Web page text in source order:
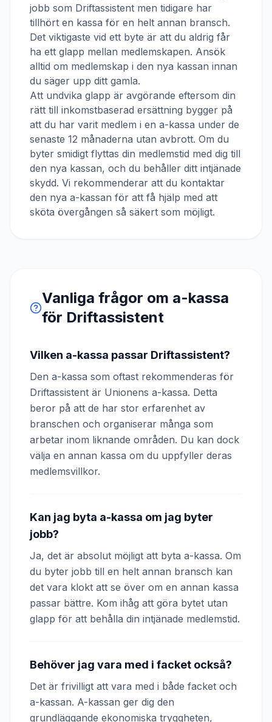
jobb som Driftassistent men tidigare har
tillhört en kassa för en helt annan bransch.
Det viktigaste vid ett byte är att du aldrig får
ha ett glapp mellan medlemskapen. Ansök
alltid om medlemskap i den nya kassan innan
du säger upp ditt gamla.
Att undvika glapp är avgörande eftersom din
rätt till inkomstbaserad ersättning bygger på
att du har varit medlem i en a-kassa under de
senaste 12 månaderna utan avbrott. Om du
byter smidigt flyttas din medlemstid med dig till
den nya kassan, och du behåller ditt intjänade
skydd. Vi rekommenderar att du kontaktar
den nya a-kassan för att få hjälp med att
sköta övergången så säkert som möjligt.
Vanliga frågor om a-kassa
för Driftassistent
Vilken a-kassa passar Driftassistent?
Den a-kassa som oftast rekommenderas för
Driftassistent är Unionens a-kassa. Detta
beror på att de har stor erfarenhet av
branschen och organiserar många som
arbetar inom liknande områden. Du kan dock
välja en annan kassa om du uppfyller deras
medlemsvillkor.
Kan jag byta a-kassa om jag byter
jobb?
Ja, det är absolut möjligt att byta a-kassa. Om
du byter jobb till en helt annan bransch kan
det vara klokt att se över om en annan kassa
passar bättre. Kom ihåg att göra bytet utan
glapp för att behålla din intjänade medlemstid.
Behöver jag vara med i facket också?
Det är frivilligt att vara med i både facket och
a-kassan. A-kassan ger dig den
grundläggande ekonomiska tryggheten,